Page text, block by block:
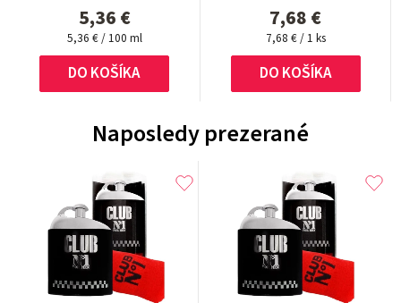
5,36 €
Jednotková
cena:
5,36 € / 100 ml
DO KOŠÍKA
shave 130 ml
7,68 €
Jednotková
cena:
7,68 € / 1 ks
DO KOŠÍKA
Naposledy prezerané